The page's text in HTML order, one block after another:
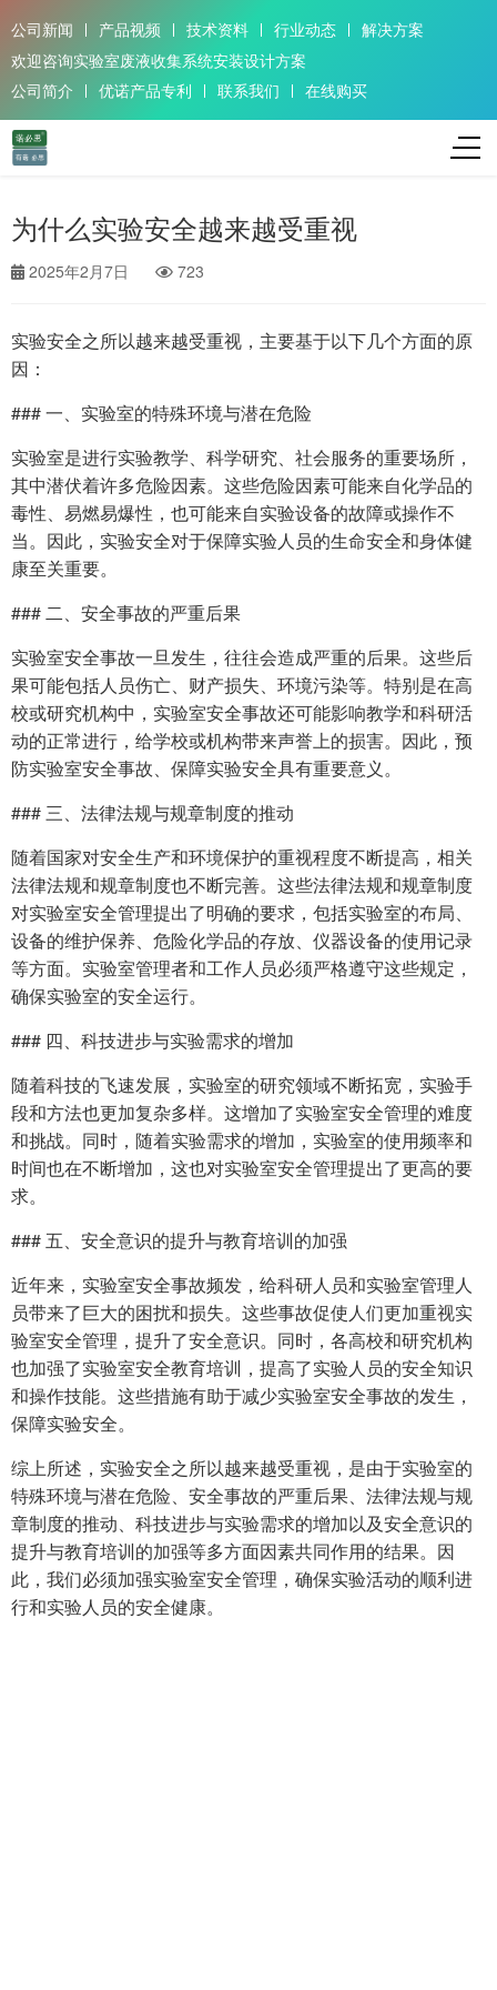
公司新闻 产品视频 技术资料 行业动态
解决方案
欢迎咨询实验室废液收集系统安装设计方案
公司简介
优诺产品专利 联系我们 在线购买
为什么实验安全越来越受重视
2025年2月7日 723
实验安全之所以越来越受重视，主要基于以下几个方面的原
因：
### 一、实验室的特殊环境与潜在危险
实验室是进行实验教学、科学研究、社会服务的重要场所，
其中潜伏着许多危险因素。这些危险因素可能来自化学品的
毒性、易燃易爆性，也可能来自实验设备的故障或操作不
当。因此，实验安全对于保障实验人员的生命安全和身体健
康至关重要。
### 二、安全事故的严重后果
实验室安全事故一旦发生，往往会造成严重的后果。这些后
果可能包括人员伤亡、财产损失、环境污染等。特别是在高
校或研究机构中，实验室安全事故还可能影响教学和科研活
动的正常进行，给学校或机构带来声誉上的损害。因此，预
防实验室安全事故、保障实验安全具有重要意义。
### 三、法律法规与规章制度的推动
随着国家对安全生产和环境保护的重视程度不断提高，相关
法律法规和规章制度也不断完善。这些法律法规和规章制度
对实验室安全管理提出了明确的要求，包括实验室的布局、
设备的维护保养、危险化学品的存放、仪器设备的使用记录
等方面。实验室管理者和工作人员必须严格遵守这些规定，
确保实验室的安全运行。
### 四、科技进步与实验需求的增加
随着科技的飞速发展，实验室的研究领域不断拓宽，实验手
段和方法也更加复杂多样。这增加了实验室安全管理的难度
和挑战。同时，随着实验需求的增加，实验室的使用频率和
时间也在不断增加，这也对实验室安全管理提出了更高的要
求。
### 五、安全意识的提升与教育培训的加强
近年来，实验室安全事故频发，给科研人员和实验室管理人
员带来了巨大的困扰和损失。这些事故促使人们更加重视实
验室安全管理，提升了安全意识。同时，各高校和研究机构
也加强了实验室安全教育培训，提高了实验人员的安全知识
和操作技能。这些措施有助于减少实验室安全事故的发生，
保障实验安全。
综上所述，实验安全之所以越来越受重视，是由于实验室的
特殊环境与潜在危险、安全事故的严重后果、法律法规与规
章制度的推动、科技进步与实验需求的增加以及安全意识的
提升与教育培训的加强等多方面因素共同作用的结果。因
此，我们必须加强实验室安全管理，确保实验活动的顺利进
行和实验人员的安全健康。